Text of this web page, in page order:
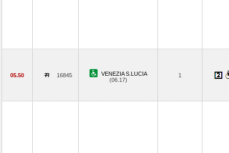
05.50 16845
VENEZIA S.LUCIA
(06.17)
1